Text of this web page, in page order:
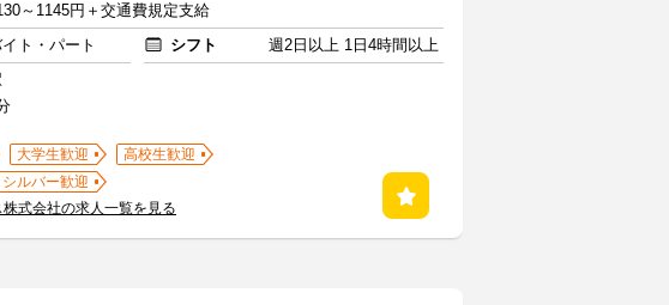
～1145円＋交通費規定支給
ト・パート シフト
週2日以上 1日4時間以上
大学生歓迎
高校生歓迎
シルバー歓迎
式会社の求人一覧を見る